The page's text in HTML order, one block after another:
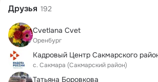
Друзья 192
Cvetlana Cvet
Оренбург
Кадровый Центр Сакмарского
с. Сакмара (Сакмарский район)
Татьяна Боровкова